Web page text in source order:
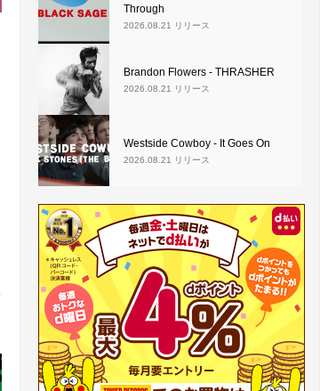
Through
2026.08.21 リリース
Brandon Flowers - THRASHER
2026.08.21 リリース
Westside Cowboy - It Goes On
2026.08.21 リリース